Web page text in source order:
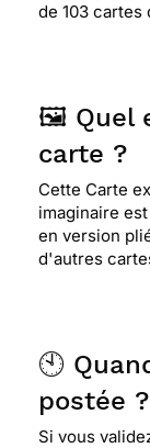
de 103 cartes
🖼️ Quel
carte ?
Cette Carte
imaginaire
en version
d'autres
🕙
postée ?
Si vous